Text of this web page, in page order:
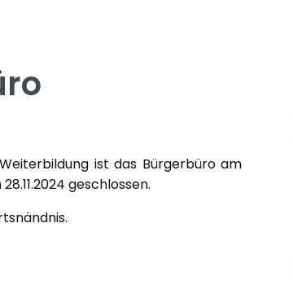
ist das Bürgerbüro am
geschlossen.